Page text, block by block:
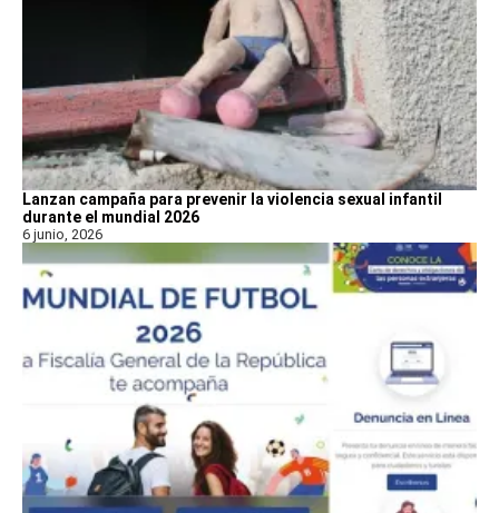
Lanzan campaña para prevenir la violencia sexual infantil
durante el mundial 2026
6 junio, 2026